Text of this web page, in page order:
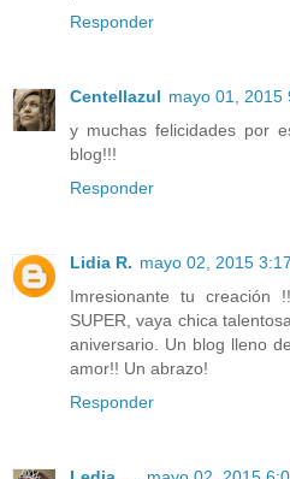
Responder
Centellazul mayo 01, 2015
y muchas felicidades por
blog!!!
Responder
Lidia R. mayo 02, 2015
Imresionante tu
SUPER, vaya chica
aniversario. Un blog lleno
amor!! Un abrazo!
Responder